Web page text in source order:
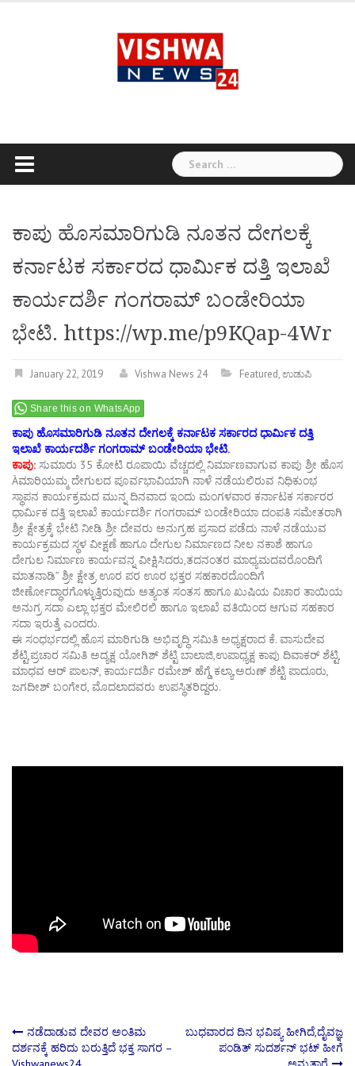
Search
for:
ಕಾಪು ಹೊಸಮಾರಿಗುಡಿ ನೂತನ ದೇಗಲಕ್ಕೆ
ಕರ್ನಾಟಕ ಸರ್ಕಾರದ ಧಾರ್ಮಿಕ ದತ್ತಿ ಇಲಾಖೆ
ಕಾರ್ಯದರ್ಶಿ ಗಂಗರಾಮ್ ಬಂಡೇರಿಯಾ
ಭೇಟಿ. https://wp.me/p9KQap-4Wr
January 22, 2019 Vishwa News 24 Featured,ಉಡುಪಿ
Share this on WhatsApp
ಕಾಪು ಹೊಸಮಾರಿಗುಡಿ ನೂತನ ದೇಗಲಕ್ಕೆ ಕರ್ನಾಟಕ ಸರ್ಕಾರದ ಧಾರ್ಮಿಕ ದತ್ತಿ
ಇಲಾಖೆ ಕಾರ್ಯದರ್ಶಿ ಗಂಗರಾಮ್ ಬಂಡೇರಿಯಾ ಭೇಟಿ.
ಕಾಪು: ಸುಮಾರು 35 ಕೋಟಿ ರೂಪಾಯಿ ವೆಚ್ಚದಲ್ಲಿ ನಿರ್ಮಾಣವಾಗುವ ಕಾಪು ಶ್ರೀ ಹೊಸ
Àಮಾರಿಯಮ್ಮ ದೇಗುಲದ ಪೂರ್ವಭಾವಿಯಾಗಿ ನಾಳೆ ನಡೆಯಲಿರುವ ನಿಧಿಕುಂಭ
ಸ್ಥಾಪನ ಕಾರ್ಯಕ್ರಮದ ಮುನ್ನ ದಿನವಾದ ಇಂದು ಮಂಗಳವಾರ ಕರ್ನಾಟಕ ಸರ್ಕಾರರ
ಧಾರ್ಮಿಕ ದತ್ತಿ ಇಲಾಖೆ ಕಾರ್ಯದರ್ಶಿ ಗಂಗರಾಮ್ ಬಂಡೇರಿಯಾ ದಂಪತಿ ಸಮೇತರಾಗಿ
ಶ್ರೀ ಕ್ಷೇತ್ರಕ್ಕೆ ಭೇಟಿ ನೀಡಿ ಶ್ರೀ ದೇವರು ಅನುಗ್ರಹ ಪ್ರಸಾದ ಪಡೆದು ನಾಳೆ ನಡೆಯುವ
ಕಾರ್ಯಕ್ರಮದ ಸ್ಥಳ ವೀಕ್ಷಣೆ ಹಾಗೂ ದೇಗುಲ ನಿರ್ಮಾಣದ ನೀಲ ನಕಾಶೆ ಹಾಗೂ
ದೇಗುಲ ನಿರ್ಮಾಣ ಕಾರ್ಯವನ್ನ ವೀಕ್ಷಿಸಿದರು,ತದನಂತರ ಮಾಧ್ಯಮದವರೊಂದಿಗೆ
ಮಾತನಾಡಿ” ಶ್ರೀ ಕ್ಷೇತ್ರ ಊರ ಪರ ಊರ ಭಕ್ತರ ಸಹಕಾರದೊಂದಿಗೆ
ಜೀರ್ಣೋದ್ಧಾರಗೊಳ್ಳುತ್ತಿರುವುದು ಅತ್ಯಂತ ಸಂತಸ ಹಾಗೂ ಖುಷಿಯ ವಿಚಾರ ತಾಯಿಯ
ಅನುಗ್ರ ಸದಾ ಎಲ್ಲಾ ಭಕ್ತರ ಮೇಲಿರಲಿ ಹಾಗೂ ಇಲಾಖೆ ವತಿಯಿಂದ ಆಗುವ ಸಹಕಾರ
ಸದಾ ಇರುತ್ತೆ ಎಂದರು.
ಈ ಸಂಧರ್ಭದಲ್ಲಿ ಹೊಸ ಮಾರಿಗುಡಿ ಅಭಿವೃದ್ಧಿ ಸಮಿತಿ ಅಧ್ಯಕ್ಷರಾದ ಕೆ. ವಾಸುದೇವ
ಶೆಟ್ಟಿ,ಪ್ರಚಾರ ಸಮಿತಿ ಅದ್ಯಕ್ಷ ಯೋಗಿಶ್ ಶೆಟ್ಟಿ ಬಾಲಾಜಿ,ಉಪಾಧ್ಯಕ್ಷ ಕಾಪು ದಿವಾಕರ್ ಶೆಟ್ಟಿ,
ಮಾಧವ ಆರ್ ಪಾಲನ್, ಕಾರ್ಯದರ್ಶಿ ರಮೇಶ್ ಹೆಗ್ಡೆ ಕಲ್ಯಾ,ಅರುಣ್ ಶೆಟ್ಟಿ ಪಾದೂರು,
ಜಗದೀಶ್ ಬಂಗೇರ, ಮೊದಲಾದವರು ಉಪಸ್ಥಿತರಿದ್ದರು.
Post
ನಡೆದಾಡುವ ದೇವರ ಅಂತಿಮ
ದರ್ಶನಕ್ಕೆ ಹರಿದು ಬರುತ್ತಿದೆ ಭಕ್ತ ಸಾಗರ –
ಬುಧವಾರದ ದಿನ ಭವಿಷ್ಯ ಹೀಗಿದೆ,ದೈವಜ್ಞ
ಪಂಡಿತ್ ಸುದರ್ಶನ್ ಭಟ್ ಹೀಗೆ